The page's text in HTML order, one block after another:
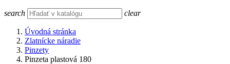
search clear
Úvodná stránka
Zlatnícke náradie
Pinzety
Pinzeta plastová 180